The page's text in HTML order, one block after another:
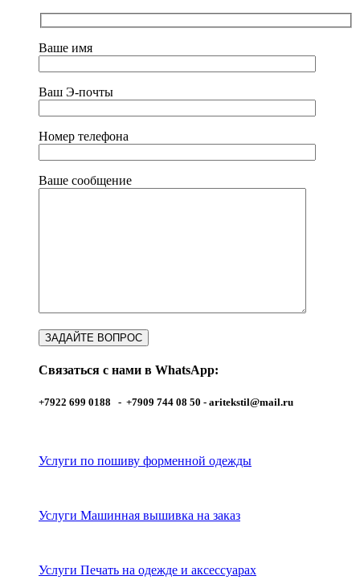
Ваше имя
Ваш Э-почты
Номер телефона
Ваше сообщение
Связаться с нами в WhatsApp:
+7922 699 0188 - +7909 744 08 50 - aritekstil@mail.ru
Услуги по пошиву форменной одежды
Услуги Машинная вышивка на заказ
Услуги Печать на одежде и аксессуарах